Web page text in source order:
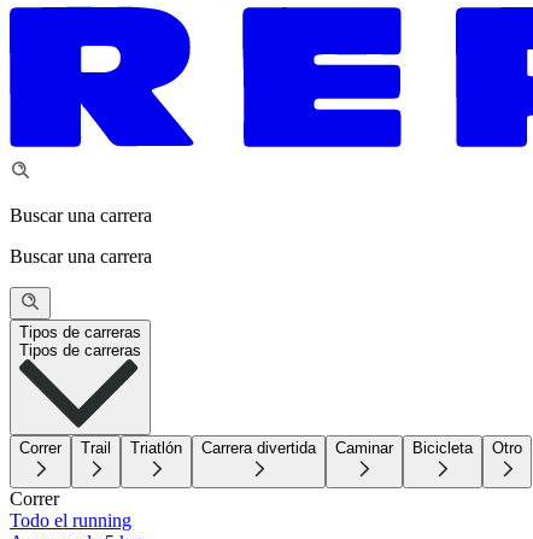
Buscar una carrera
Buscar una carrera
Tipos de carreras
Tipos de carreras
Correr Trail Triatlón Carrera divertida Caminar Bicicleta Otro
Correr
Todo el running